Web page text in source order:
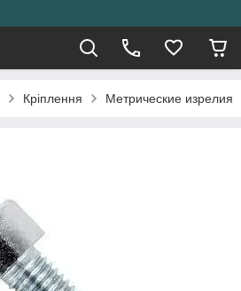
Кріплення Метрические изрелия